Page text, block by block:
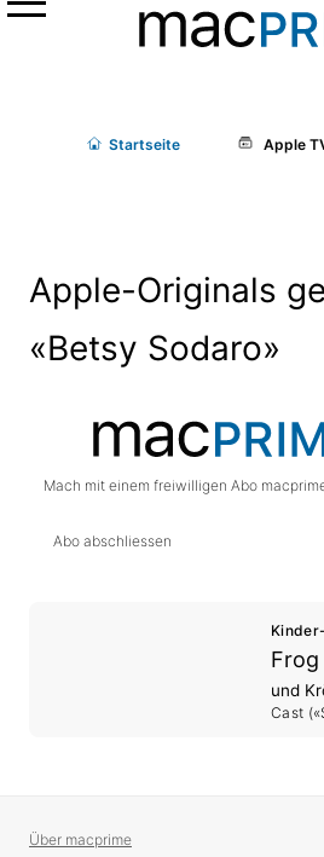
Menü
Startseite Apple
Apple-Originals
«Betsy Sodaro»
Mach mit einem freiwilligen Abo
Abo abschliessen
Frog
und
Cast
Über macprime